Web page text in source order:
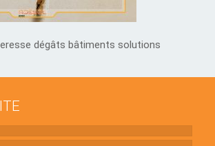
dégâts bâtiments solutions